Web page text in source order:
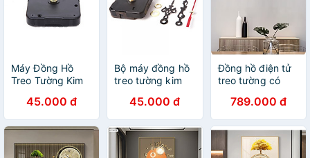
Máy Đồng Hồ
Treo Tường Kim
45.000 đ
Bộ máy đồng hồ
treo tường kim
kèm theo ốc vít
45.000 đ
Đồng hồ điện tử
treo tường có
789.000 đ